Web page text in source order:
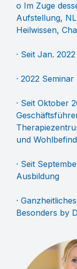
o Im Zuge
Aufstellung,
Heilwissen,
· Seit Jan.
· 2022
· Seit Oktober
und
· Seit
Ausbildung
·
Besonders by